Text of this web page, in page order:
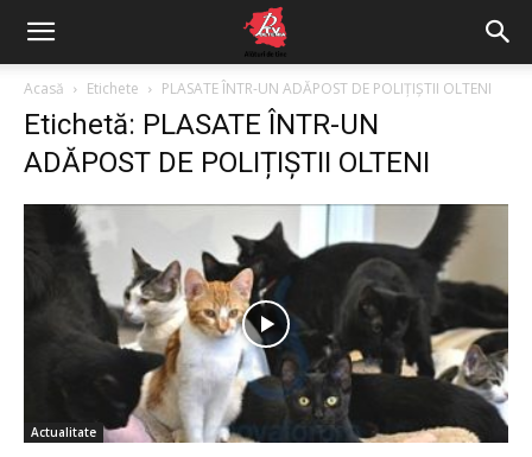
Acasă Etichete PLASATE ÎNTR-UN ADĂPOST DE POLIȚIȘTII OLTENI
Etichetă: PLASATE ÎNTR-UN
ADĂPOST DE POLIȚIȘTII OLTENI
Actualitate